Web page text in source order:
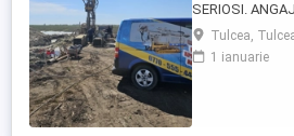
SERIOSI.
AJUTOR
Vrei salariu bun,
program clar si
Tulcea,
1 ianuarie